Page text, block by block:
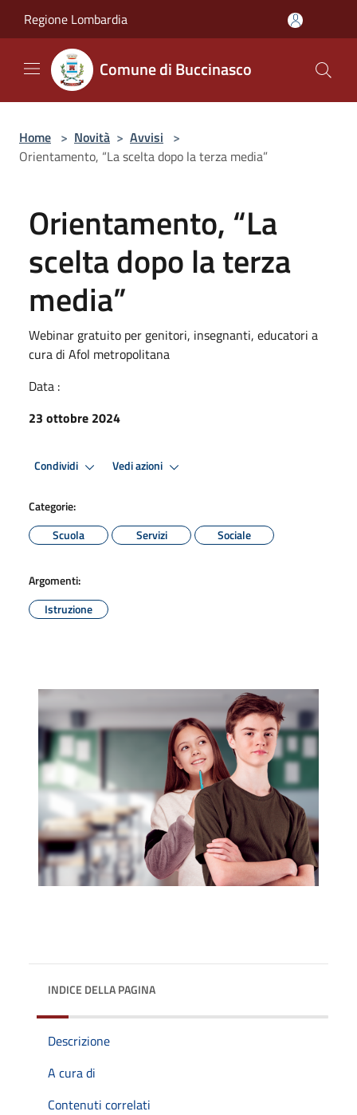
Regione Lombardia
Comune di Buccinasco
Home > Novità > Avvisi >
Orientamento, “La scelta dopo la terza media”
Orientamento, “La
scelta dopo la terza
media”
Webinar gratuito per genitori, insegnanti, educatori a
cura di Afol metropolitana
Data :
23 ottobre 2024
Condividi Vedi azioni
Categorie:
Scuola
Servizi Sociale
Argomenti:
Istruzione
INDICE DELLA PAGINA
Descrizione
A cura di
Contenuti correlati